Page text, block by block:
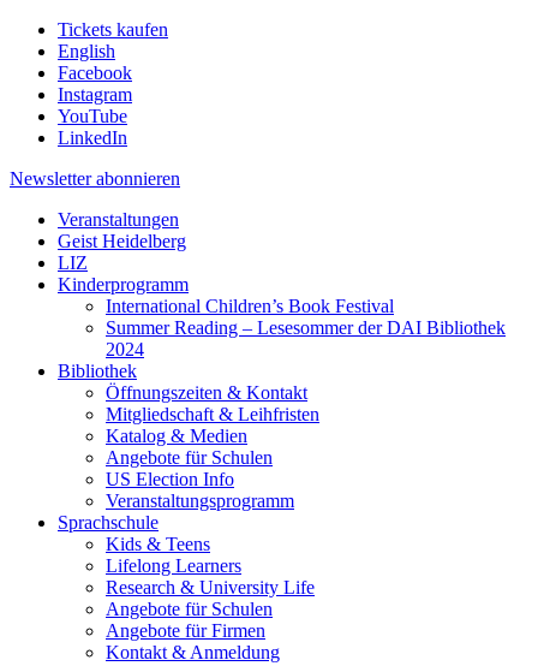
Tickets kaufen
English
Facebook
Instagram
YouTube
LinkedIn
Newsletter abonnieren
Veranstaltungen
Geist Heidelberg
LIZ
Kinderprogramm
International Children’s Book Festival
Summer Reading – Lesesommer der DAI Bibliothek
2024
Bibliothek
Öffnungszeiten & Kontakt
Mitgliedschaft & Leihfristen
Katalog & Medien
Angebote für Schulen
US Election Info
Veranstaltungsprogramm
Sprachschule
Kids & Teens
Lifelong Learners
Research & University Life
Angebote für Schulen
Angebote für Firmen
Kontakt & Anmeldung